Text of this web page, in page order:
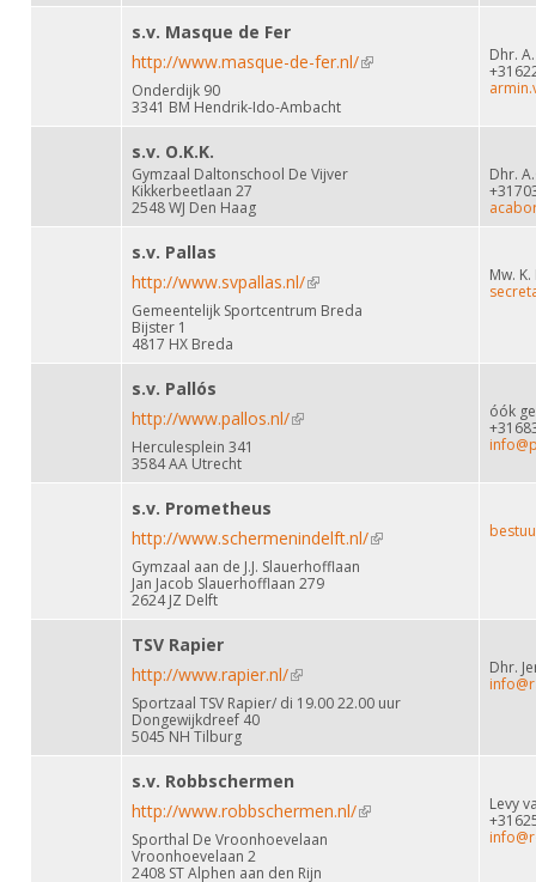
s.v. Masque de Fer
http://www.masque-de-fer.nl/(link is external)
Onderdijk 90
3341 BM Hendrik-Ido-Ambacht
Dhr.
s.v. O.K.K.
Gymzaal Daltonschool De Vijver
Kikkerbeetlaan 27
2548 WJ Den Haag
Dhr.
s.v. Pallas
http://www.svpallas.nl/(link is external)
Gemeentelijk Sportcentrum Breda
Bijster 1
4817 HX Breda
Mw.
s.v. Pallós
http://www.pallos.nl/(link is external)
Herculesplein 341
3584 AA Utrecht
óók
s.v. Prometheus
http://www.schermenindelft.nl/(link is external)
Gymzaal aan de J.J. Slauerhofflaan
Jan Jacob Slauerhofflaan 279
2624 JZ Delft
TSV Rapier
http://www.rapier.nl/(link is external)
Sportzaal TSV Rapier/ di 19.00 22.00 uur
Dongewijkdreef 40
5045 NH Tilburg
Dhr.
s.v. Robbschermen
http://www.robbschermen.nl/(link is external)
Sporthal De Vroonhoevelaan
Vroonhoevelaan 2
2408 ST Alphen aan den Rijn
Levy